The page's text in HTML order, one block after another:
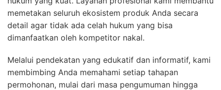
memetakan seluruh ekosistem produk Anda secara
detail agar tidak ada celah hukum yang bisa
dimanfaatkan oleh kompetitor nakal.
Melalui pendekatan yang edukatif dan informatif, kami
membimbing Anda memahami setiap tahapan
permohonan, mulai dari masa pengumuman hingga